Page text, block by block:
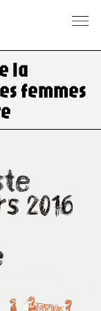
la
femmes